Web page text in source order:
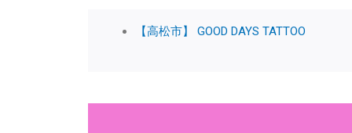
【高松市】 GOOD DAYS TATTOO